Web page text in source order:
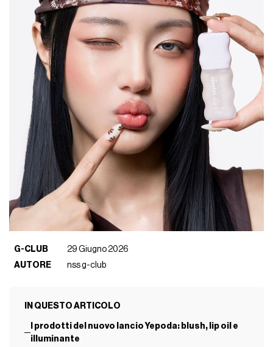
G-CLUB
29 Giugno 2026
AUTORE
nss g-club
IN QUESTO ARTICOLO
I prodotti del nuovo lancio Yepoda: blush, lip oil e
illuminante